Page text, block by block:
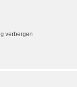
verbergen